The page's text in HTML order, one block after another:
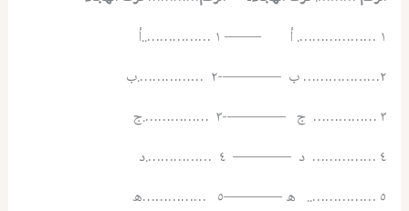
١ ………………. أ ——– ١ ……………..أ
٢……………… ب ————-٢ …………….ب
٣ …………… ج ————-٣ …………….ج
٤ …………… د ———— ٤ …………….د
٥ …………….. ه ————٥ ……………ه